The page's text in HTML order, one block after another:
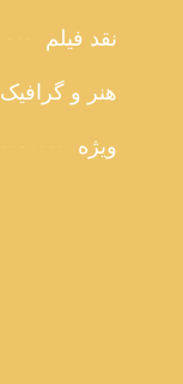
نقد فیلم
هنر و گرافیک
ویژه